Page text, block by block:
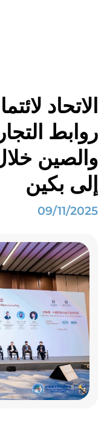
الاتحاد
روابط
والصين
إلى بكين
09/11/2025